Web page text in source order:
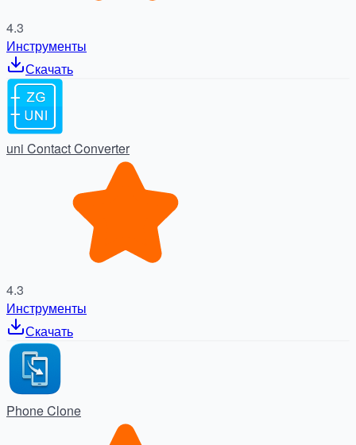
4.3
Инструменты
Скачать
uni Contact Converter
4.3
Инструменты
Скачать
Phone Clone